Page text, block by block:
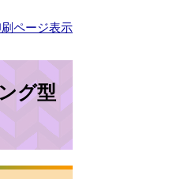
ページ表示
グ型